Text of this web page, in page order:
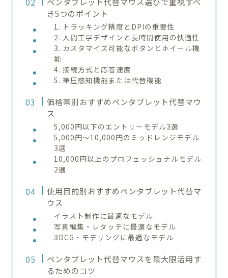
き5つのポイント
1. トラッキング精度とDPIの重要性
2. 人間工学デザインと長時間使用の快適性
3. カスタマイズ可能なボタンとホイール機
能
4. 接続方式と応答速度
5. 筆圧感知機能または代替機能
価格帯別おすすめペンタブレット代替マウ
ス
5,000円以下のエントリーモデル3選
5,000円〜10,000円のミッドレンジモデル
3選
10,000円以上のプロフェッショナルモデル
2選
使用目的別おすすめペンタブレット代替マ
ウス
イラスト制作に最適なモデル
写真編集・レタッチに最適なモデル
3DCG・モデリングに最適なモデル
ペンタブレット代替マウスを最大限活用す
るためのコツ